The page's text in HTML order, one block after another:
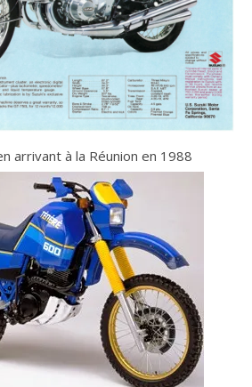
arrivant à la Réunion en 1988